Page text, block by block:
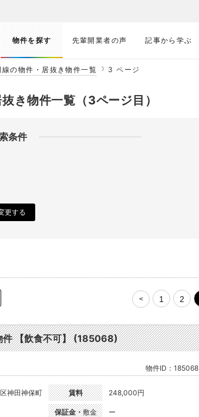
物件を探す 先輩開業者の声 記事から学ぶ
の物件・居抜き物件一覧 3 ページ
き物件一覧（3ページ目）
条件
更する
< 1 2
件 【飲食不可】 (185068)
物件ID：185068
神田神保町
賃料 248,000円
保証金・敷金 ー